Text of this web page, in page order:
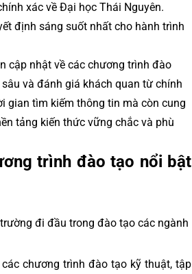
xác về Đại học Thái Nguyên.
định sáng suốt nhất cho hành trình
cập nhật về các chương trình đào
và đánh giá khách quan từ chính
gian tìm kiếm thông tin mà còn cung
tảng kiến thức vững chắc và phù
trình đào tạo nổi bật
đi đầu trong đào tạo các ngành
chương trình đào tạo kỹ thuật, tập